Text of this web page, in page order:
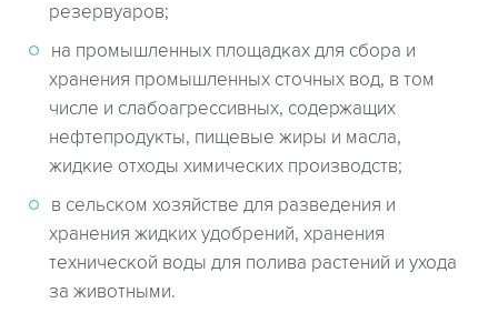
резервуаров;
на промышленных площадках для сбора и
хранения промышленных сточных вод, в том
числе и слабоагрессивных, содержащих
нефтепродукты, пищевые жиры и масла,
жидкие отходы химических производств;
в сельском хозяйстве для разведения и
хранения жидких удобрений, хранения
технической воды для полива растений и ухода
за животными.